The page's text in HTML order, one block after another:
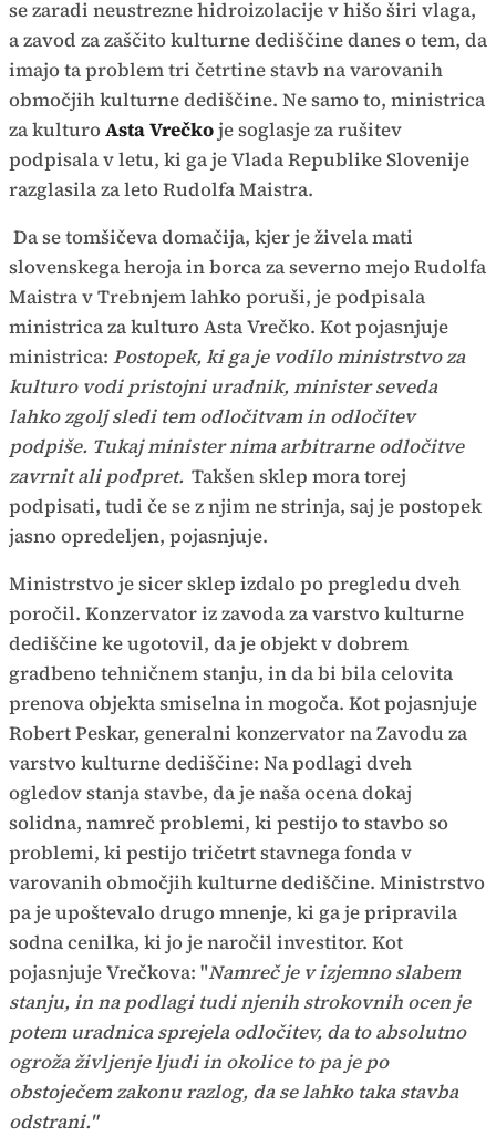
se zaradi neustrezne hidroizolacije v hišo širi vlaga,
a zavod za zaščito kulturne dediščine danes o tem, da
imajo ta problem tri četrtine stavb na varovanih
območjih kulturne dediščine. Ne samo to, ministrica
za kulturoAsta Vrečkoje soglasje za rušitev
podpisala v letu, ki ga je Vlada Republike Slovenije
razglasila za leto Rudolfa Maistra.
Da se tomšičeva domačija, kjer je živela mati
slovenskega heroja in borca za severno mejo Rudolfa
Maistra v Trebnjem lahko poruši, je podpisala
ministrica za kulturo Asta Vrečko. Kot pojasnjuje
ministrica: Postopek, ki ga je vodilo ministrstvo za
kulturo vodi pristojni uradnik, minister seveda
lahko zgolj sledi tem odločitvam in odločitev
podpiše. Tukaj minister nima arbitrarne odločitve
zavrnit ali podpret. Takšen sklep mora torej
podpisati, tudi če se z njim ne strinja, saj je postopek
jasno opredeljen, pojasnjuje.
Ministrstvo je sicer sklep izdalo po pregledu dveh
poročil. Konzervator iz zavoda za varstvo kulturne
dediščine ke ugotovil, da je objekt v dobrem
gradbeno tehničnem stanju, in da bi bila celovita
prenova objekta smiselna in mogoča. Kot pojasnjuje
Robert Peskar, generalni konzervator na Zavodu za
varstvo kulturne dediščine: Na podlagi dveh
ogledov stanja stavbe, da je naša ocena dokaj
solidna, namreč problemi, ki pestijo to stavbo so
problemi, ki pestijo tričetrt stavnega fonda v
varovanih območjih kulturne dediščine. Ministrstvo
pa je upoštevalo drugo mnenje, ki ga je pripravila
sodna cenilka, ki jo je naročil investitor. Kot
pojasnjuje Vrečkova: "Namreč je v izjemno slabem
stanju, in na podlagi tudi njenih strokovnih ocen je
potem uradnica sprejela odločitev, da to absolutno
ogroža življenje ljudi in okolice to pa je po
obstoječem zakonu razlog, da se lahko taka stavba
odstrani."